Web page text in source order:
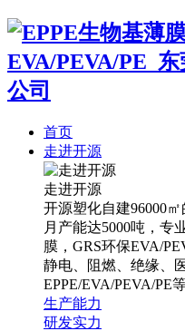
首页
走进开源
走进开源
开源塑化自建96000
月产能达5000吨，专
膜，GRS环保EVA/
静电、阻燃、绝缘、
EPPE/EVA/PEVA/PE
生产能力
研发实力